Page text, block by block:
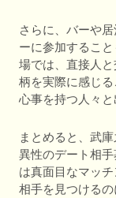
さらに、バーや
ーに参加するこ
場では、直接人
柄を実際に感じ
心事を持つ人々と
まとめると、武
異性のデート相
は真面目なマッ
相手を見つける